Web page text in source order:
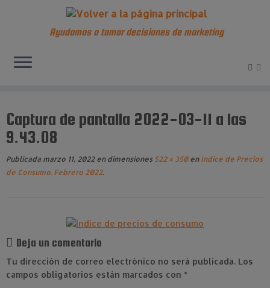
contenido
Ayudamos a tomar decisiones de marketing
Captura de pantalla 2022-03-11 a las
9.43.08
Publicada marzo 11, 2022en dimensiones 522 × 350enIndice de Precios
de Consumo. Febrero 2022.
Deja un comentario
Tu dirección de correo electrónico no será publicada. Los
campos obligatorios están marcados con *